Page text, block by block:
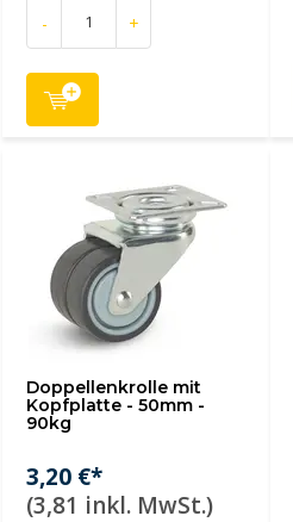
- +
Doppellenkrolle mit
Kopfplatte - 50mm -
90kg
3,20 €*
(3,81 inkl. MwSt.)